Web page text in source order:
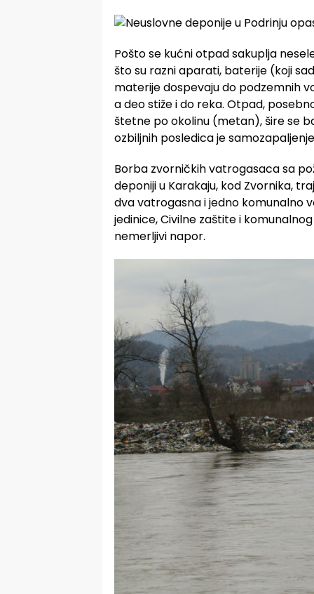
Pošto se kućni otpad sakuplja
što su razni aparati, baterije (koji
materije dospevaju do podzemnih
a deo stiže i do reka. Otpad,
štetne po okolinu (metan), šire se
ozbiljnih posledica je
Borba zvorničkih vatrogasaca sa
deponiji u Karakaju, kod Zvornika,
dva vatrogasna i jedno komunalno
jedinice, Civilne zaštite i
nemerljivi napor.